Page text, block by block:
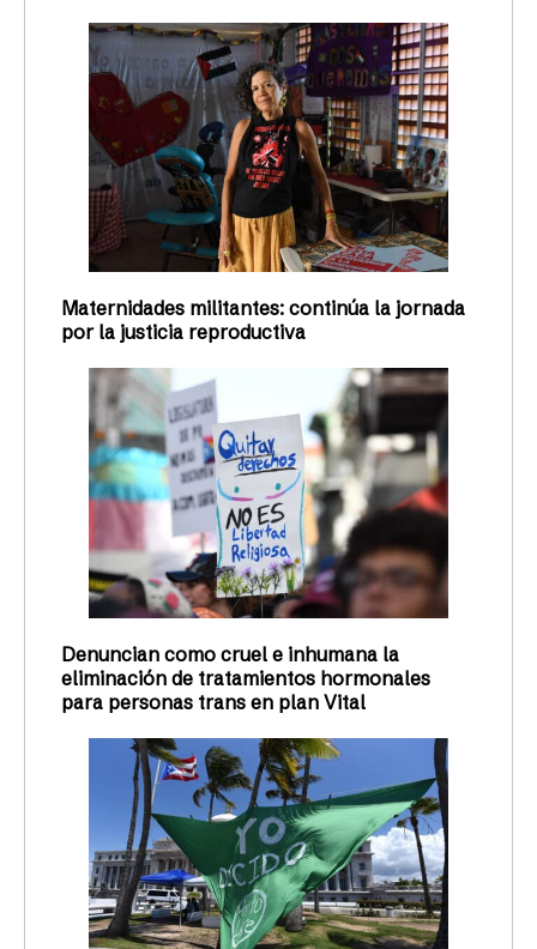
Maternidades militantes: continúa la jornada
por la justicia reproductiva
Denuncian como cruel e inhumana la
eliminación de tratamientos hormonales
para personas trans en plan Vital